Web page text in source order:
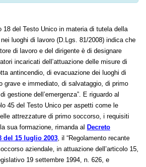
18 del Testo Unico in materia di tutela della
luoghi di lavoro (D.Lgs. 81/2008) indica che
di lavoro e del dirigente è di designare
incaricati dell’attuazione delle misure di
antincendio, di evacuazione dei luoghi di
grave e immediato, di salvataggio, di primo
gestione dell’emergenza”. E riguardo al
45 del Testo Unico per aspetti come le
attrezzature di primo soccorso, i requisiti
sua formazione, rimanda al Decreto
del 15 luglio 2003, il “Regolamento recante
aziendale, in attuazione dell’articolo 15,
19 settembre 1994, n. 626, e